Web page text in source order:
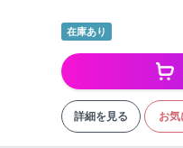
在庫あり
詳細を見る お